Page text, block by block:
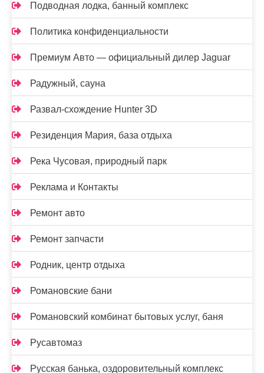
Подводная лодка, банный комплекс
Политика конфиденциальности
Премиум Авто — официальный дилер Jaguar
Радужный, сауна
Развал-схождение Hunter 3D
Резиденция Мария, база отдыха
Река Чусовая, природный парк
Реклама и Контакты
Ремонт авто
Ремонт запчасти
Родник, центр отдыха
Романовские бани
Романовский комбинат бытовых услуг, баня
Русавтомаз
Русская банька, оздоровительный комплекс